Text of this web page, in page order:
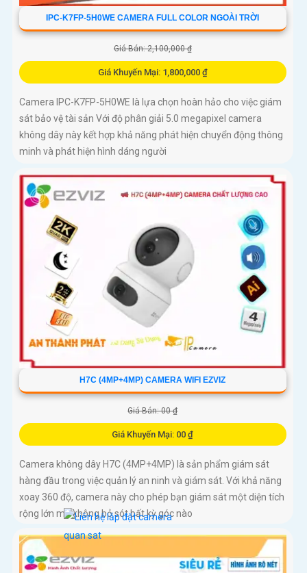
IPC-K7FP-5H0WE CAMERA FULL COLOR NGOÀI TRỜI
Giá Bán: 2,100,000 ₫
Giá Khuyến Mại: 1,800,000 ₫
Camera IPC-K7FP-5H0WE là lựa chọn hoàn hảo cho việc giám
sát bảo vệ tài sản Với độ phân giải 5.0 megapixel camera
không dây này kết hợp khả năng phát hiện chuyển động thông
minh và phát hiện hình dáng người
H7C (4MP+4MP) CAMERA WIFI EZVIZ
Giá Bán: 00 ₫
Giá Khuyến Mại: 00 ₫
Camera không dây H7C (4MP+4MP) là sản phẩm giám sát
hàng đầu trong việc quản lý an ninh và giám sát. Với khả năng
xoay 360 độ, camera này cho phép bạn giám sát một diện tích
rộng lớn mà không bỏ sót bất kỳ góc nào